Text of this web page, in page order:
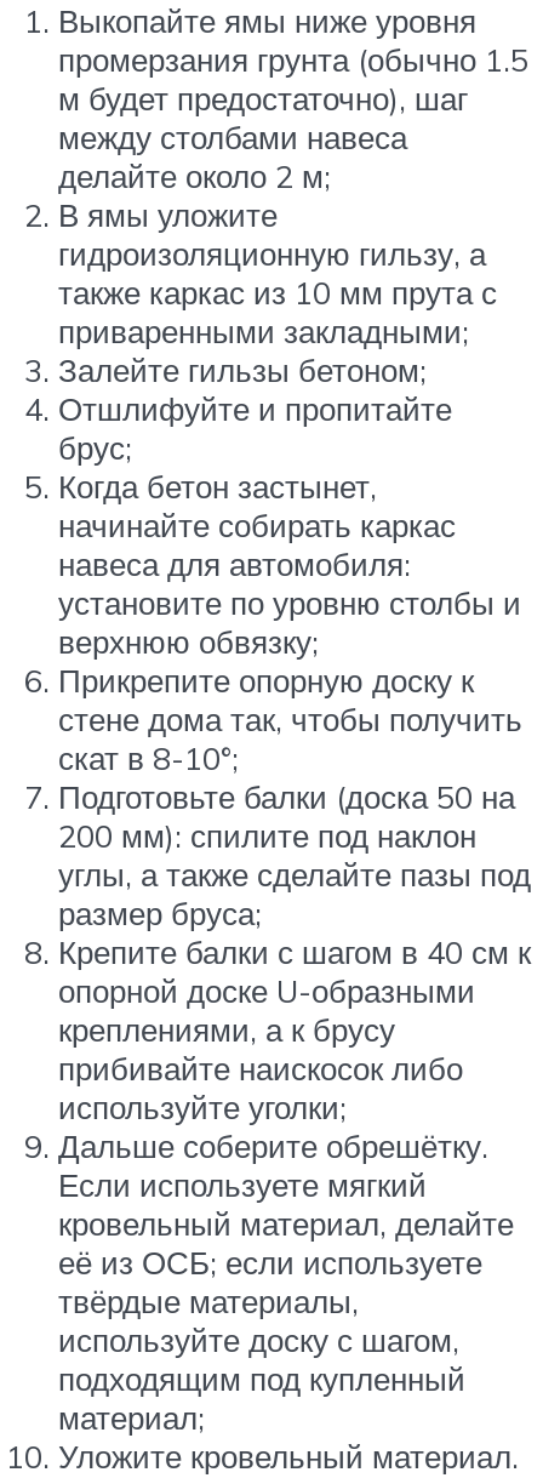
Выкопайте ямы ниже уровня
промерзания грунта (обычно 1.5
м будет предостаточно), шаг
между столбами навеса
делайте около 2 м;
В ямы уложите
гидроизоляционную гильзу, а
также каркас из 10 мм прута с
приваренными закладными;
Залейте гильзы бетоном;
Отшлифуйте и пропитайте
брус;
Когда бетон застынет,
начинайте собирать каркас
навеса для автомобиля:
установите по уровню столбы и
верхнюю обвязку;
Прикрепите опорную доску к
стене дома так, чтобы получить
скат в 8-10°;
Подготовьте балки (доска 50 на
200 мм): спилите под наклон
углы, а также сделайте пазы под
размер бруса;
Крепите балки с шагом в 40 см к
опорной доске U-образными
креплениями, а к брусу
прибивайте наискосок либо
используйте уголки;
Дальше соберите обрешётку.
Если используете мягкий
кровельный материал, делайте
её из ОСБ; если используете
твёрдые материалы,
используйте доску с шагом,
подходящим под купленный
материал;
Уложите кровельный материал.